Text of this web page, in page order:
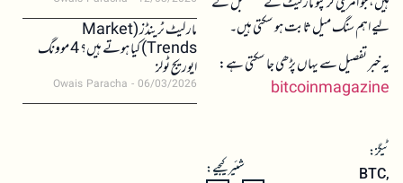
لیے اہم سنگ میل ثابت ہو سکتی ہیں۔
یہ خبر تفصیل سے یہاں پڑھی جا سکتی ہے:
bitcoinmagazine
ٹیگز:
BTC,
شئیر کیجیے:
مارکیٹ ٹرینڈز (Market
Trends) کیا ہوتے ہیں؟ 4 موونگ
ایوریج ٹولز
Owais Paracha 06/03/2026